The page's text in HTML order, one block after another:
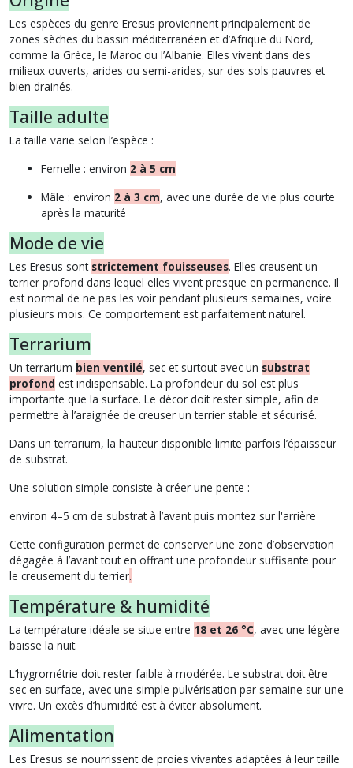
Les espèces du genre Eresus proviennent principalement de
zones sèches du bassin méditerranéen et d’Afrique du Nord,
comme la Grèce, le Maroc ou l’Albanie. Elles vivent dans des
milieux ouverts, arides ou semi-arides, sur des sols pauvres et
bien drainés.
Taille adulte
La taille varie selon l’espèce :
Femelle : environ 2 à 5 cm
Mâle : environ 2 à 3 cm, avec une durée de vie plus courte
après la maturité
Mode de vie
Les Eresus sont strictement fouisseuses. Elles creusent un
terrier profond dans lequel elles vivent presque en permanence. Il
est normal de ne pas les voir pendant plusieurs semaines, voire
plusieurs mois. Ce comportement est parfaitement naturel.
Terrarium
Un terrarium bien ventilé, sec et surtout avec un substrat
profond est indispensable. La profondeur du sol est plus
importante que la surface. Le décor doit rester simple, afin de
permettre à l’araignée de creuser un terrier stable et sécurisé.
Dans un terrarium, la hauteur disponible limite parfois l’épaisseur
de substrat.
Une solution simple consiste à créer une pente :
environ 4–5 cm de substrat à l’avant puis montez sur l'arrière
Cette configuration permet de conserver une zone d’observation
dégagée à l’avant tout en offrant une profondeur suffisante pour
le creusement du terrier.
Température & humidité
La température idéale se situe entre 18 et 26 °C, avec une légère
baisse la nuit.
L’hygrométrie doit rester faible à modérée. Le substrat doit être
sec en surface, avec une simple pulvérisation par semaine sur une
vivre. Un excès d’humidité est à éviter absolument.
Alimentation
Les Eresus se nourrissent de proies vivantes adaptées à leur taille